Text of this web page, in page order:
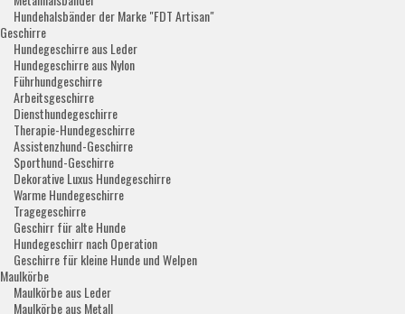
Hundehalsbänder der Marke "FDT Artisan"
Geschirre
Hundegeschirre aus Leder
Hundegeschirre aus Nylon
Führhundgeschirre
Arbeitsgeschirre
Diensthundegeschirre
Therapie-Hundegeschirre
Assistenzhund-Geschirre
Sporthund-Geschirre
Dekorative Luxus Hundegeschirre
Warme Hundegeschirre
Tragegeschirre
Geschirr für alte Hunde
Hundegeschirr nach Operation
Geschirre für kleine Hunde und Welpen
Maulkörbe
Maulkörbe aus Leder
Maulkörbe aus Metall